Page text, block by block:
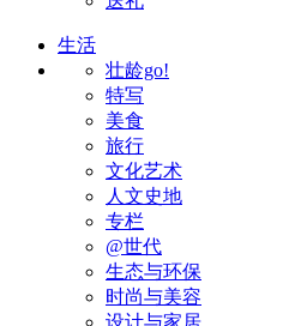
生活
壮龄go!
特写
美食
旅行
文化艺术
人文史地
专栏
@世代
生态与环保
时尚与美容